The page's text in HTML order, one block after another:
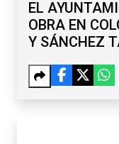
EL
OBRA EN
Y SÁNCHEZ